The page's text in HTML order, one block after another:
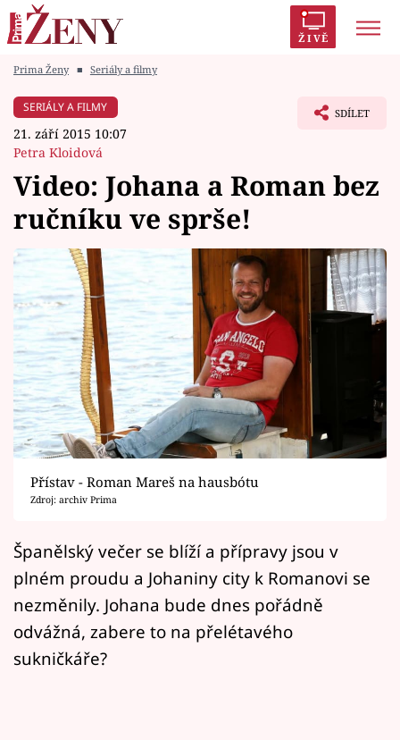
ŽIVĚ
Módní alarm
Témata
Celebrity
Vztahy
Seriály
Horoskopy
Sledujte prima+
Filmový festival Karlovy Vary
Mámy sobě
Přihlášení
Prima Ženy ■ Seriály a filmy
SERIÁLY A FILMY
21. září 2015 10:07
Petra Kloidová
SDÍLET
Video: Johana a Roman bez
ručníku ve sprše!
Přístav - Roman Mareš na hausbótu
Zdroj: archiv Prima
Španělský večer se blíží a přípravy jsou v
plném proudu a Johaniny city k Romanovi se
nezměnily. Johana bude dnes pořádně
odvážná, zabere to na přelétavého
sukničkáře?